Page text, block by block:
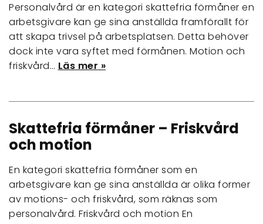
Personalvård är en kategori skattefria förmåner en
arbetsgivare kan ge sina anställda framförallt för
att skapa trivsel på arbetsplatsen. Detta behöver
dock inte vara syftet med förmånen. Motion och
friskvård… Läs mer »
Skattefria förmåner – Friskvård
och motion
En kategori skattefria förmåner som en
arbetsgivare kan ge sina anställda är olika former
av motions- och friskvård, som räknas som
personalvård. Friskvård och motion En